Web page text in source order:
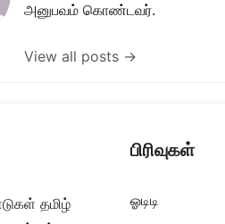
அனுபவம் கொண்டவர்.
View all posts →
தமிழ்
பிரிவுகள்
ஓடிடி